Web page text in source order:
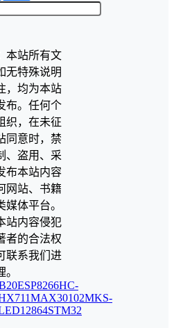
本站所有文
无特殊说明
，均为本站
布。任何个
织，在未征
同意时，禁
、盗用、采
布本站内容
网站、书籍
媒体平台。
站内容侵犯
者的合法权
联系我们进
ESP8266HC-
MAX30102MKS-
STM32